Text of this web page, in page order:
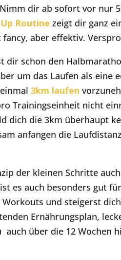
dir ab sofort vor nur
Routine zeigt dir ganz
aber effektiv.
dir schon den
um das Laufen als eine
3km laufen
Trainingseinheit nicht
dich die 3km überhaupt
anfangen die
der kleinen Schritte
es auch besonders gut für
und steigerst
Ernährungsplan,
über die 12 Wochen